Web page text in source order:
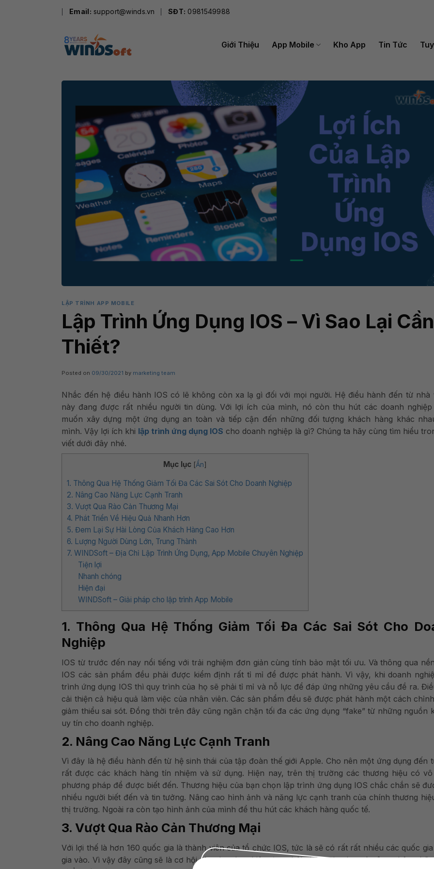
SĐT: 0981549988
Email: support@winds.vn
Giới Thiệu App Mobile Kho App Tin Tức
LẬP TRÌNH APP MOBILE
Lập Trình Ứng Dụng IOS – Vì Sao Lại Cần
Thiết?
Posted on 09/30/2021 by marketing team
Nhắc đến hệ điều hành IOS có lẽ không còn xa lạ gì đối với mọi người. Hệ điều hành đến từ nhà
này đang được rất nhiều người tin dùng. Với lợi ích của mình, nó còn thu hút các doanh nghiệp
muốn xây dựng một ứng dụng an toàn và tiếp cận đến những đối tượng khách hàng khác
mình. Vậy lợi ích khi lập trình ứng dụng IOS cho doanh nghiệp là gì? Chúng ta hãy cùng tìm hiểu
viết dưới đây nhé.
Mục lục [Ẩn]
1. Thông Qua Hệ Thống Giảm Tối Đa Các Sai Sót Cho Doanh Nghiệp
2. Nâng Cao Năng Lực Cạnh Tranh
3. Vượt Qua Rào Cản Thương Mại
4. Phát Triển Về Hiệu Quả Nhanh Hơn
5. Đem Lại Sự Hài Lòng Của Khách Hàng Cao Hơn
6. Lượng Người Dùng Lớn, Trung Thành
7. WINDSoft – Địa Chỉ Lập Trình Ứng Dụng, App Mobile Chuyên Nghiệp
Tiện lợi
Nhanh chóng
Hiện đại
WINDSoft – Giải pháp cho lập trình App Mobile
1. Thông Qua Hệ Thống Giảm Tối Đa Các Sai Sót Cho
Nghiệp
IOS từ trước đến nay nổi tiếng với trải nghiệm đơn giản cùng tính bảo mật tối ưu. Và thông qua
IOS các sản phẩm đều phải được kiểm định rất tỉ mỉ để được phát hành. Vì vậy, khi doanh
trình ứng dụng IOS thì quy trình của họ sẽ phải tỉ mỉ và nỗ lực để đáp ứng những yêu cầu đề ra.
cải thiện cả hiệu quả làm việc của nhân viên. Các sản phẩm đều sẽ được phát hành một cách
giảm thiểu sai sót. Đồng thời trên đây cũng ngăn chặn tối đa các ứng dụng “fake” từ những nguồn
uy tín cho doanh nghiệp.
2. Nâng Cao Năng Lực Cạnh Tranh
Vì đây là hệ điều hành đến từ hệ sinh thái của tập đoàn thế giới Apple. Cho nên một ứng dụng đến
rất được các khách hàng tín nhiệm và sử dụng. Hiện nay, trên thị trường các thương hiệu có
phương pháp để được biết đến. Thương hiệu của bạn chọn lập trình ứng dụng IOS chắc chắn sẽ
nhiều người biết đến và tin tưởng. Nâng cao hình ảnh và năng lực cạnh tranh của chính thương
thị trường. Ngoài ra còn tạo hình ảnh của mình để thu hút các khách hàng quốc tế.
3. Vượt Qua Rào Cản Thương Mại
Với lợi thế là hơn 160 quốc gia là thành viên của tổ chức IOS, tức là sẽ có rất rất nhiều các quốc
gia vào. Vì vậy đây cũng sẽ là cơ hội cho doanh nghiệp được hội nhập, giao lưu và công nhận